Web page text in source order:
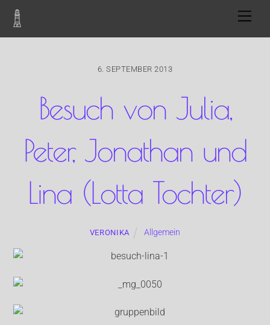
Skip
content
6. SEPTEMBER 2013
Besuch von Julia,
Peter, Jonathan und
Lina (Lotta Tochter)
VERONIKA Allgemein